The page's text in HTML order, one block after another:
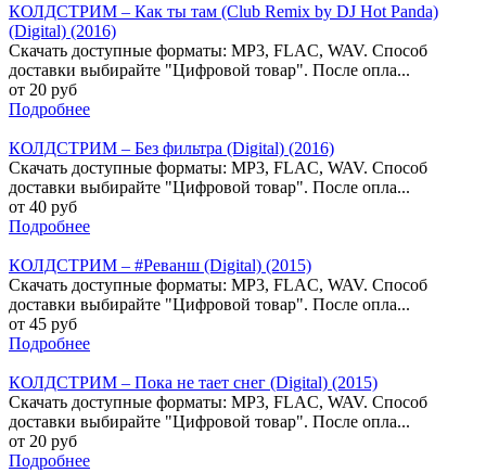
КОЛДСТРИМ – Как ты там (Club Remix by DJ Hot Panda)
(Digital) (2016)
Скачать доступные форматы: MP3, FLAC, WAV. Способ
доставки выбирайте "Цифровой товар". После опла...
от 20 руб
Подробнее
КОЛДСТРИМ – Без фильтра (Digital) (2016)
Скачать доступные форматы: MP3, FLAC, WAV. Способ
доставки выбирайте "Цифровой товар". После опла...
от 40 руб
Подробнее
КОЛДСТРИМ – #Реванш (Digital) (2015)
Скачать доступные форматы: MP3, FLAC, WAV. Способ
доставки выбирайте "Цифровой товар". После опла...
от 45 руб
Подробнее
КОЛДСТРИМ – Пока не тает снег (Digital) (2015)
Скачать доступные форматы: MP3, FLAC, WAV. Способ
доставки выбирайте "Цифровой товар". После опла...
от 20 руб
Подробнее